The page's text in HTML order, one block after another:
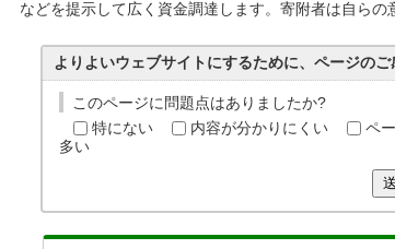
などを提示して広く資金調達します。寄附者は自らの
よりよいウェブサイトにするために、ページのご
このページに問題点はありましたか?
特にない
内容が分かりにくい ペ
多い